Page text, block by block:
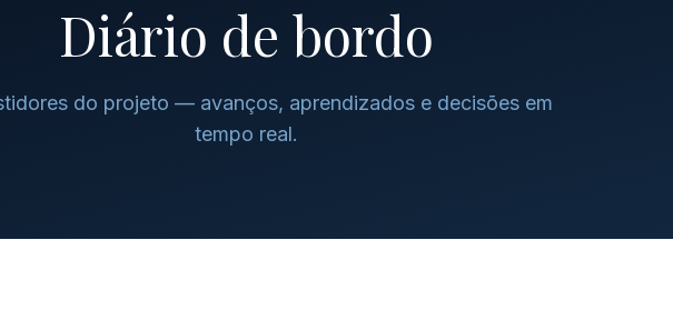
Diário de bordo
do projeto — avanços, aprendizados e decisões em
tempo real.